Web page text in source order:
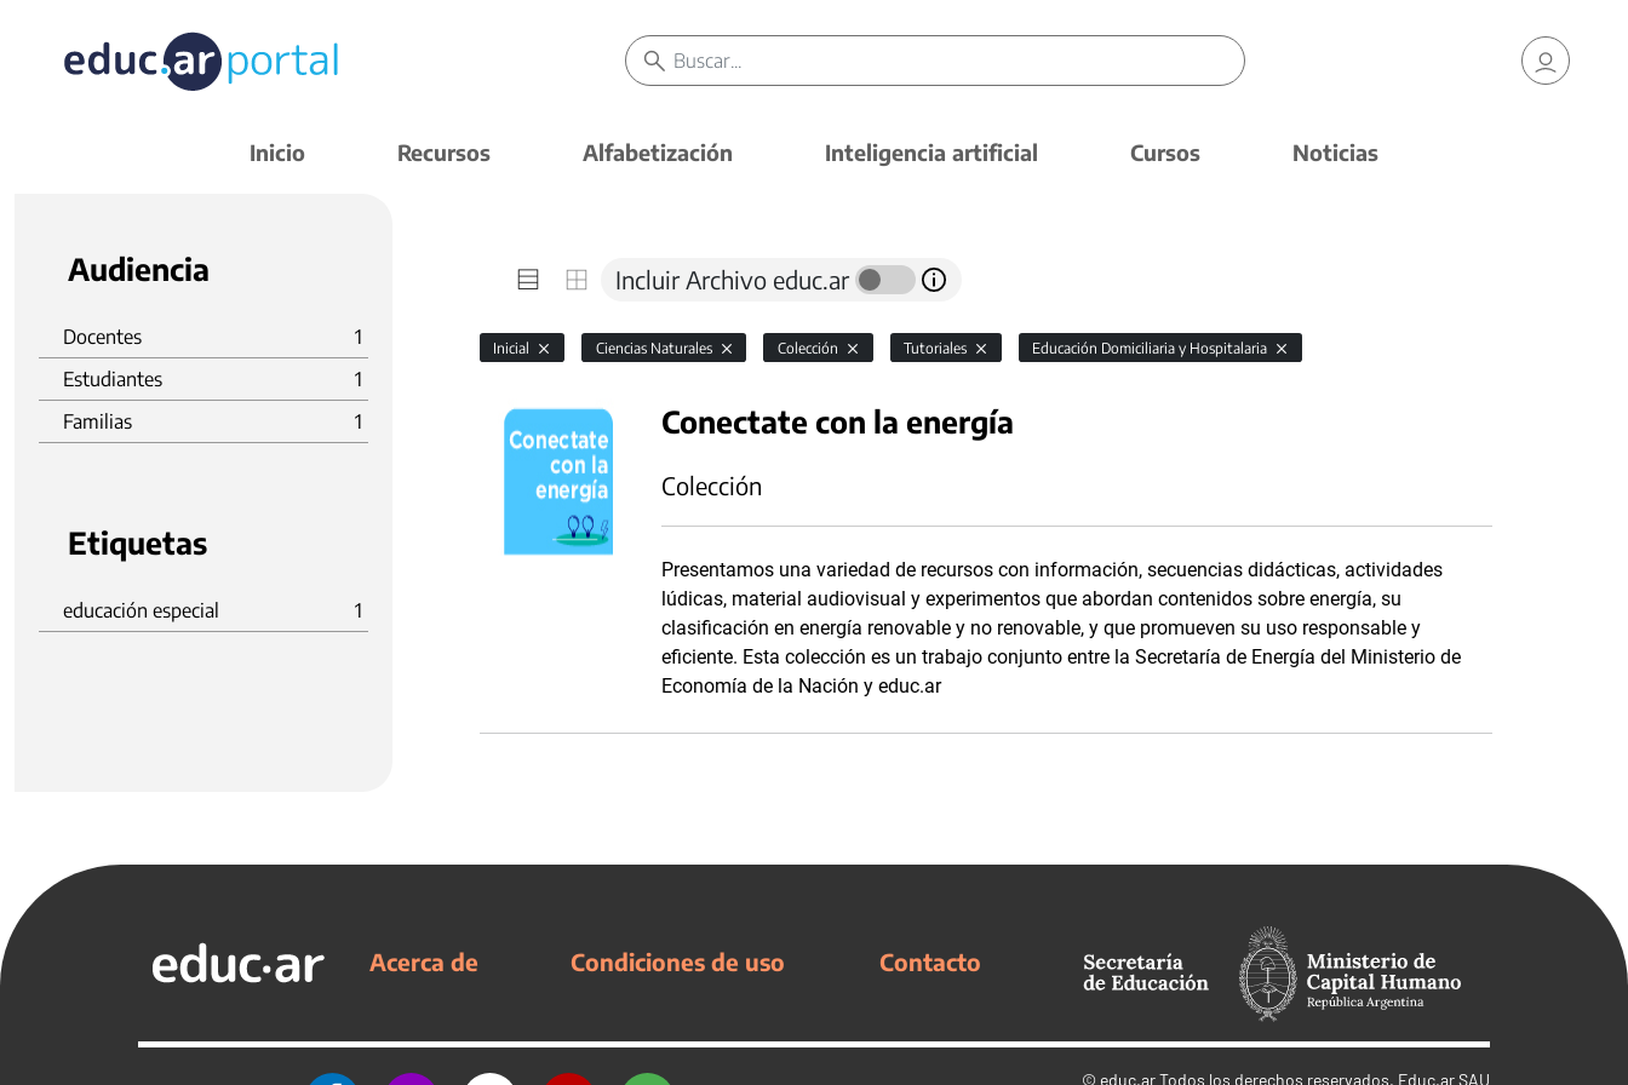
Inicio Recursos Alfabetización Inteligencia artificial Cursos Noticias
Audiencia
Docentes
1
Estudiantes
1
Familias
1
Etiquetas
educación especial 1
Incluir Archivo educ.ar
Inicial Ciencias Naturales Colección Tutoriales Educación Domiciliaria y Hospitalaria
Conectate con la energía
Colección
Presentamos una variedad de recursos con información, secuencias didácticas, actividades
lúdicas, material audiovisual y experimentos que abordan contenidos sobre energía, su
clasificación en energía renovable y no renovable, y que promueven su uso responsable y
eficiente. Esta colección es un trabajo conjunto entre la Secretaría de Energía del Ministerio de
Economía de la Nación y educ.ar
Acerca de Condiciones de uso Contacto
© educ.arTodos los derechos reservados. Educ.ar SAU